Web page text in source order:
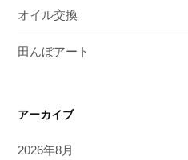
オイル交換
田んぼアート
アーカイブ
2026年8月